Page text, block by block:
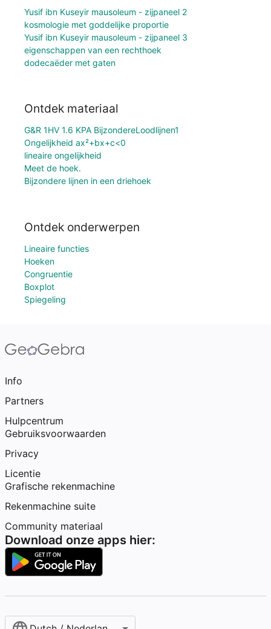
Yusif ibn Kuseyir mausoleum - zijpaneel 2
kosmologie met goddelijke proportie
Yusif ibn Kuseyir mausoleum - zijpaneel 3
eigenschappen van een rechthoek
dodecaëder met gaten
Ontdek materiaal
G&R 1HV 1.6 KPA BijzondereLoodlijnen1
Ongelijkheid ax²+bx+c<0
lineaire ongelijkheid
Meet de hoek.
Bijzondere lijnen in een driehoek
Ontdek onderwerpen
Lineaire functies
Hoeken
Congruentie
Boxplot
Spiegeling
Info
Partners
Hulpcentrum
Gebruiksvoorwaarden
Privacy
Licentie
Grafische rekenmachine
Rekenmachine suite
Community materiaal
Download onze apps hier: